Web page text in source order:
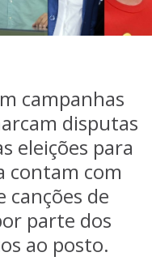
campanhas
disputas
eleições para
contam com
canções de
parte dos
ao posto.